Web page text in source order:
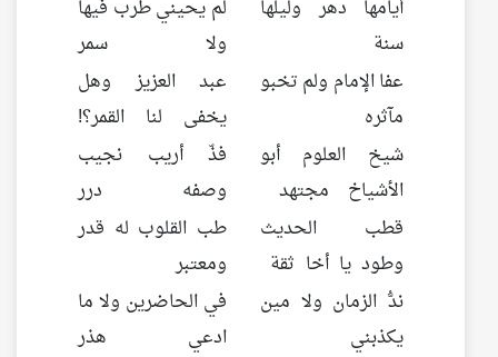
أيامها دهر وليلها
سنة
لم يحيني طرب فيها
ولا سمر
عفا الإمام ولم تخبو
مآثره
عبد العزيز وهل
يخفى لنا القمر؟!
شيخ العلوم أبو
الأشياخ مجتهد
فذّ أريب نجيب
وصفه درر
قطب الحديث
وطود يا أخا ثقة
طب القلوب له قدر
ومعتبر
ندُّ الزمان ولا مين
يكذبني
في الحاضرين ولا ما
ادعي هذر